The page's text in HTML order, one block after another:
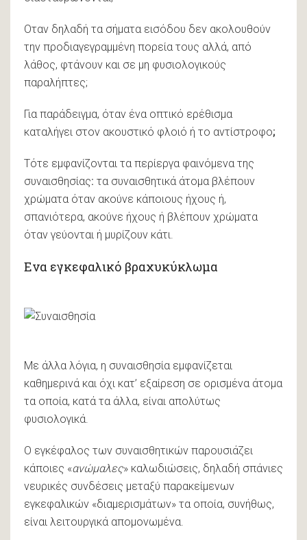
Οταν δηλαδή τα σήματα εισόδου δεν ακολουθούν
την προδιαγεγραμμένη πορεία τους αλλά, από
λάθος, φτάνουν και σε μη φυσιολογικούς
παραλήπτες;
Για παράδειγμα, όταν ένα οπτικό ερέθισμα
καταλήγει στον ακουστικό φλοιό ή το αντίστροφο;
Τότε εμφανίζονται τα περίεργα φαινόμενα της
συναισθησίας: τα συναισθητικά άτομα βλέπουν
χρώματα όταν ακούνε κάποιους ήχους ή,
σπανιότερα, ακούνε ήχους ή βλέπουν χρώματα
όταν γεύονται ή μυρίζουν κάτι.
Ενα εγκεφαλικό βραχυκύκλωμα
Με άλλα λόγια, η συναισθησία εμφανίζεται
καθημερινά και όχι κατ’ εξαίρεση σε ορισμένα άτομα
τα οποία, κατά τα άλλα, είναι απολύτως
φυσιολογικά.
Ο εγκέφαλος των συναισθητικών παρουσιάζει
κάποιες «ανώμαλες» καλωδιώσεις, δηλαδή σπάνιες
νευρικές συνδέσεις μεταξύ παρακείμενων
εγκεφαλικών «διαμερισμάτων» τα οποία, συνήθως,
είναι λειτουργικά απομονωμένα.